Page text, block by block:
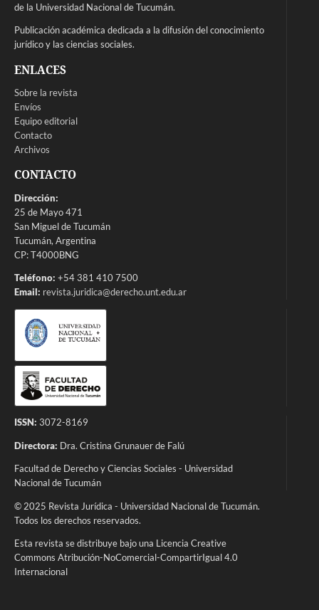
de la Universidad Nacional de Tucumán.
Publicación académica dedicada a la difusión del conocimiento
jurídico y las ciencias sociales.
ENLACES
Sobre la revista
Envíos
Equipo editorial
Contacto
Archivos
CONTACTO
Dirección:
25 de Mayo 471
San Miguel de Tucumán
Tucumán, Argentina
CP: T4000BNG
Teléfono: +54 381 410 7500
Email: revista.juridica@derecho.unt.edu.ar
ISSN: 3072-8169
Directora: Dra. Cristina Grunauer de Falú
Facultad de Derecho y Ciencias Sociales - Universidad
Nacional de Tucumán
© 2025 Revista Jurídica - Universidad Nacional de Tucumán.
Todos los derechos reservados.
Esta revista se distribuye bajo una Licencia Creative
Commons Atribución-NoComercial-CompartirIgual 4.0
Internacional